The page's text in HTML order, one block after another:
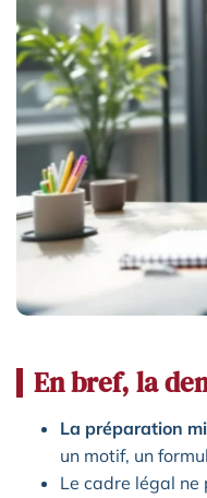
En bref, la
La préparation
un motif, un
Le cadre légal ne